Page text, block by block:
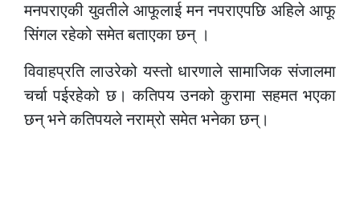
मनपराएकी युवतीले आफूलाई मन नपराएपछि अहिले आफू
सिंगल रहेको समेत बताएका छन् ।
विवाहप्रति लाउरेको यस्तो धारणाले सामाजिक संजालमा
चर्चा पईरहेको छ। कतिपय उनको कुरामा सहमत भएका
छन् भने कतिपयले नराम्रो समेत भनेका छन्।